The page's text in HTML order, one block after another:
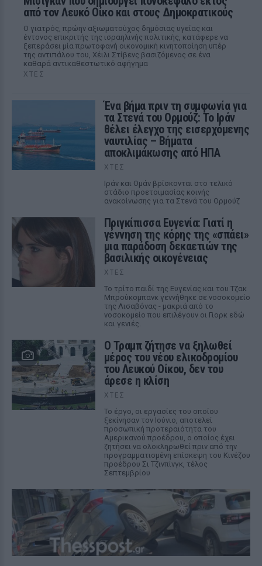
από τον Λευκό Οίκο και στους Δημοκρατικούς
Ο γιατρός, πρώην αξιωματούχος δημόσιας υγείας και
έντονος επικριτής της ισραηλινής πολιτικής, κατάφερε να
ξεπεράσει μία πρωτοφανή οικονομική κινητοποίηση υπέρ
της αντιπάλου του, Χέιλι Στίβενς βασιζόμενος σε ένα
καθαρά αντικαθεστωτικό αφήγημα
ΧΤΕΣ
Ένα βήμα πριν τη συμφωνία για
τα Στενά του Ορμούζ: Το Ιράν
θέλει έλεγχο της εισερχόμενης
ναυτιλίας – Βήματα
αποκλιμάκωσης από ΗΠΑ
ΧΤΕΣ
Ιράν και Ομάν βρίσκονται στο τελικό
στάδιο προετοιμασίας κοινής
ανακοίνωσης για τα Στενά του Ορμούζ
Πριγκίπισσα Ευγενία: Γιατί η
γέννηση της κόρης της «σπάει»
μια παράδοση δεκαετιών της
βασιλικής οικογένειας
ΧΤΕΣ
Το τρίτο παιδί της Ευγενίας και του Τζακ
Μπρούκσμπανκ γεννήθηκε σε νοσοκομείο
της Λισαβόνας - μακριά από το
νοσοκομείο που επιλέγουν οι Γιορκ εδώ
και γενιές.
Ο Τραμπ ζήτησε να ξηλωθεί
μέρος του νέου ελικοδρομίου
του Λευκού Οίκου, δεν του
άρεσε η κλίση
ΧΤΕΣ
Το έργο, οι εργασίες του οποίου
ξεκίνησαν τον Ιούνιο, αποτελεί
προσωπική προτεραιότητα του
Αμερικανού προέδρου, ο οποίος έχει
ζητήσει να ολοκληρωθεί πριν από την
προγραμματισμένη επίσκεψη του Κινέζου
προέδρου Σι Τζινπίνγκ, τέλος
Σεπτεμβρίου